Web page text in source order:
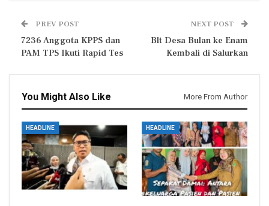
PREV POST
7236 Anggota KPPS dan
PAM TPS Ikuti Rapid Tes
NEXT POST
Blt Desa Bulan ke Enam
Kembali di Salurkan
You Might Also Like More From Author
HEADLINE HEADLINE